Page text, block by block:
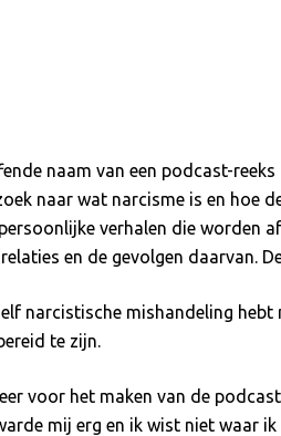
naam van een podcast-
naar wat narcisme is en hoe
verhalen die worden
en de gevolgen daarvan.
narcistische mishandeling
te zijn.
voor het maken van de
mij erg en ik wist niet waar